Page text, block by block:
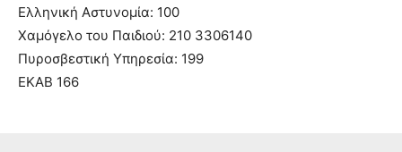
Ελληνική Αστυνομία: 100
Χαμόγελο του Παιδιού: 210 3306140
Πυροσβεστική Υπηρεσία: 199
ΕΚΑΒ 166